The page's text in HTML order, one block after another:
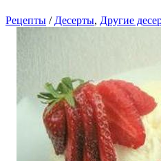
Рецепты / Десерты, Другие